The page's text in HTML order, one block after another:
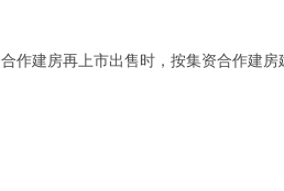
建房再上市出售时，按集资合作建房